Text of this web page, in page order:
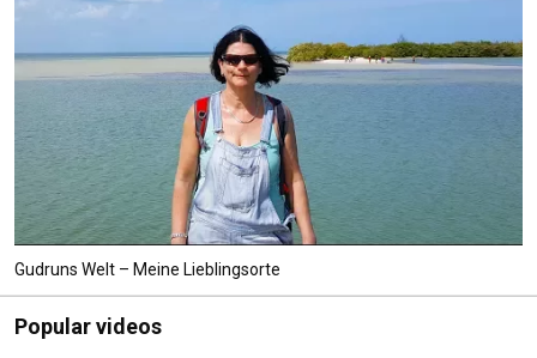
Gudruns Welt – Meine Lieblingsorte
Popular videos